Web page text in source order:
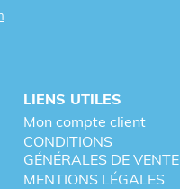
LIENS UTILES
Mon compte client
CONDITIONS
GÉNÉRALES DE VENTE
MENTIONS LÉGALES